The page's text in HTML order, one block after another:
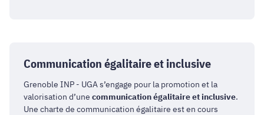
Communication égalitaire et inclusive
Grenoble INP - UGA s’engage pour la promotion et la
valorisation d’une communication égalitaire et inclusive.
Une charte de communication égalitaire est en cours